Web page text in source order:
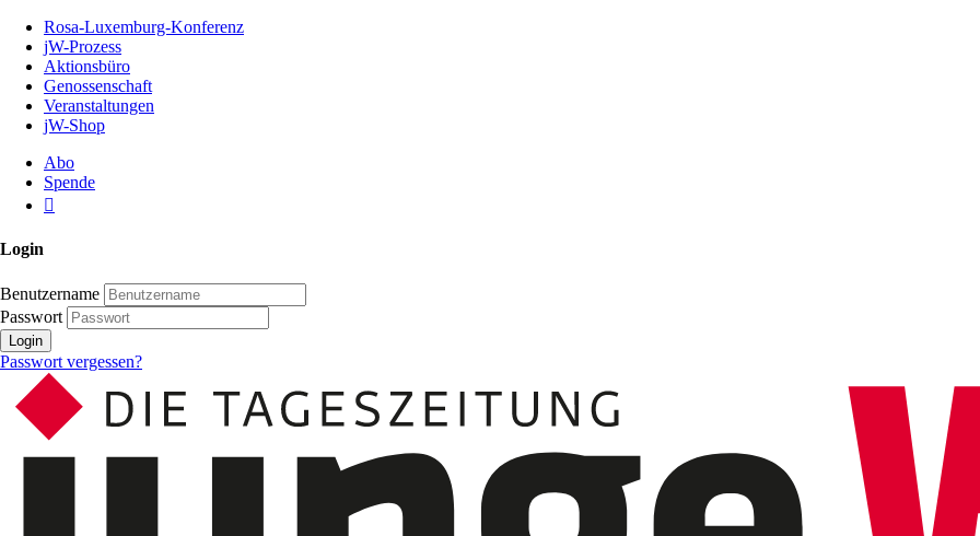
Inhalt
Seite
Rosa-Luxemburg-Konferenz
jW-Prozess
Aktionsbüro
Genossenschaft
Veranstaltungen
jW-Shop
Abo
Spende
Login
Benutzername
Passwort
Login
Passwort vergessen?